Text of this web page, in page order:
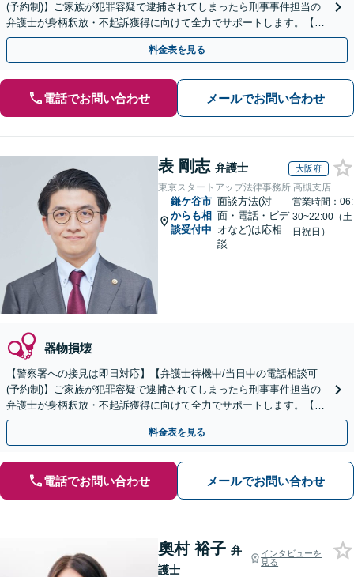
(予約制)】ご家族が犯罪容疑で逮捕されてしまったら刑事事件担当の
弁護士が身柄釈放・不起訴獲得に向けて全力でサポートします。【毎
月100名以上の相談実績】【全国対応】
料金表を見る
電話でお問い合わせ メールでお問い合わせ
表 剛志 弁護士 大阪府
東京スタートアップ法律事務所 高槻支店
鎌ケ谷市
からも相
談受付中
面談方法(対
面・電話・ビデ
オなど)は応相
談
営業時間：06:
30~22:00（土
日祝日）
器物損壊
【警察署への接見は即日対応】【弁護士待機中/当日中の電話相談可
(予約制)】ご家族が犯罪容疑で逮捕されてしまったら刑事事件担当の
弁護士が身柄釈放・不起訴獲得に向けて全力でサポートします。【毎
月100名以上の相談実績】【全国対応】
料金表を見る
電話でお問い合わせ メールでお問い合わせ
奧村 裕子 弁
護士
インタビューを
見る